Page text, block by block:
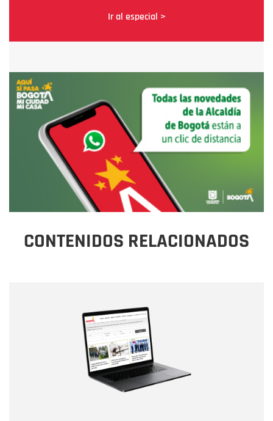
Ir al especial >
CONTENIDOS RELACIONADOS
Correo electrónico
Tipo de comentario